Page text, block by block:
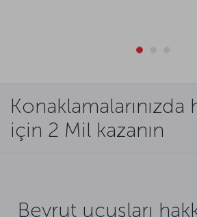
Konaklamalarınızda
için 2 Mil kazanın
Beyrut uçuşları